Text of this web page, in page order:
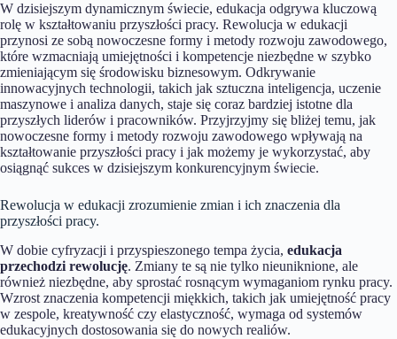
W dzisiejszym dynamicznym świecie, edukacja odgrywa kluczową
rolę w kształtowaniu przyszłości pracy. Rewolucja w edukacji
przynosi ze sobą nowoczesne formy i metody rozwoju zawodowego,
które wzmacniają umiejętności i kompetencje niezbędne w szybko
zmieniającym się środowisku biznesowym. Odkrywanie
innowacyjnych technologii, takich jak sztuczna inteligencja, uczenie
maszynowe i analiza danych, staje się coraz bardziej istotne dla
przyszłych liderów i pracowników. Przyjrzyjmy się bliżej temu, jak
nowoczesne formy i metody rozwoju zawodowego wpływają na
kształtowanie przyszłości pracy i jak możemy je wykorzystać, aby
osiągnąć sukces w dzisiejszym konkurencyjnym świecie.
Rewolucja w edukacji zrozumienie zmian i ich znaczenia dla
przyszłości pracy.
W dobie cyfryzacji i przyspieszonego tempa życia, edukacja
przechodzi rewolucję. Zmiany te są nie tylko nieuniknione, ale
również niezbędne, aby sprostać rosnącym wymaganiom rynku pracy.
Wzrost znaczenia kompetencji miękkich, takich jak umiejętność pracy
w zespole, kreatywność czy elastyczność, wymaga od systemów
edukacyjnych dostosowania się do nowych realiów.